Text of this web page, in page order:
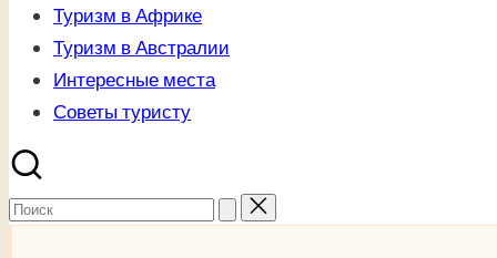
Туризм в Африке
Туризм в Австралии
Интересные места
Советы туристу
Поиск